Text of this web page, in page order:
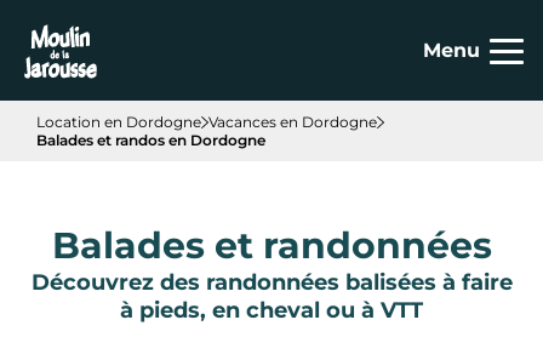
Menu
Location en Dordogne Vacances en Dordogne
Balades et randos en Dordogne
Balades et randonnées
Découvrez des randonnées balisées à faire
à pieds, en cheval ou à VTT